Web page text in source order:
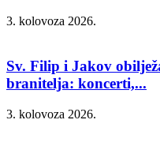
3. kolovoza 2026.
Sv. Filip i Jakov
branitelja: koncerti,...
3. kolovoza 2026.